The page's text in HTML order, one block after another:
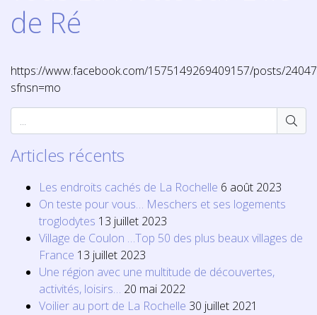
de Ré
https://www.facebook.com/1575149269409157/posts/
sfnsn=mo
Articles récents
Les endroits cachés de La Rochelle 6 août 2023
On teste pour vous… Meschers et ses logements
troglodytes 13 juillet 2023
Village de Coulon …Top 50 des plus beaux villages de
France 13 juillet 2023
Une région avec une multitude de découvertes,
activités, loisirs… 20 mai 2022
Voilier au port de La Rochelle 30 juillet 2021